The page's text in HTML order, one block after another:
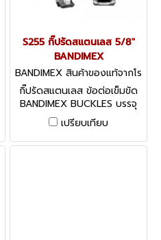
S255 กิ๊ปรัดสแตนเลส 5/8"
BANDIMEX
BANDIMEX สินค้าของแท้จากโร
งงานผู้ผลิต S255
กิ๊ปรัดสแตนเลส ข้อต่อเข็มขัด
BANDIMEX BUCKLES บรรจุ
100 ตัว / กล่อง มีหลายขนาด
ให้เลือก
เปรียบเทียบ